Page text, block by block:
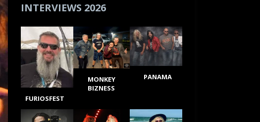
INTERVIEWS 2026
FURIOSFEST
MONKEY
BIZNESS
PANAMA